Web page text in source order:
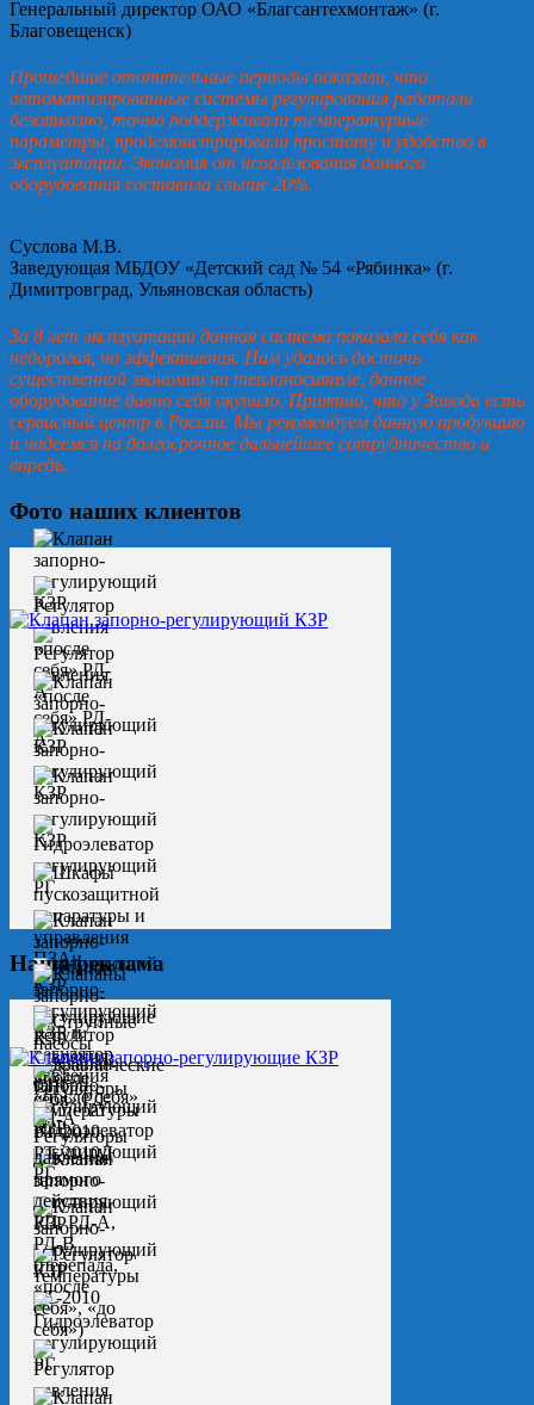
Генеральный директор ОАО «Благсантехмонтаж» (г.
Благовещенск)
Прошедшие отопительные периоды показали, что
автоматизированные системы регулирования работали
безотказно, точно поддерживали температурные
параметры, продемонстрировали простоту и удобство в
эксплуатации. Экономия от использования данного
оборудования составила свыше 20%.
Суслова М.В.
Заведующая МБДОУ «Детский сад № 54 «Рябинка» (г.
Димитровград, Ульяновская область)
За 8 лет эксплуатации данная система показала себя как
недорогая, но эффективная. Нам удалось достичь
существенной экономии на теплоносителе, данное
оборудование давно себя окупило. Приятно, что у Завода есть
сервисный центр в России. Мы рекомендуем данную продукцию
и надеемся на долгосрочное дальнейшее сотрудничество и
впредь.
Фото наших клиентов
Наша реклама